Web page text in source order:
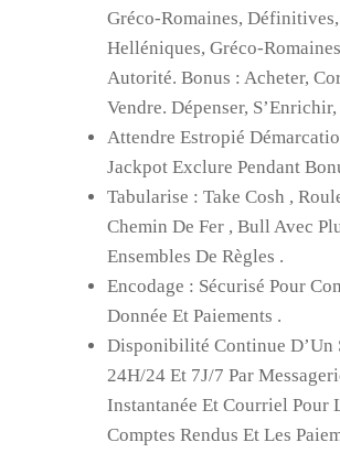
Gréco-Romaines, Définitives,
Helléniques, Gréco-
Autorité. Bonus : Acheter,
Vendre. Dépenser,
Attendre Estropié
Jackpot Exclure Pendant
Tabularise : Take Cosh ,
Chemin De Fer , Bull Avec
Ensembles De Règles .
Encodage : Sécurisé Pour
Donnée Et Paiements .
Disponibilité Continue D’Un
24H/24 Et 7J/7 Par
Instantanée Et Courriel Pour
Comptes Rendus Et Les